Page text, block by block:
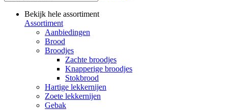
Bekijk hele assortiment
Assortiment
Aanbiedingen
Brood
Broodjes
Zachte broodjes
Knapperige broodjes
Stokbrood
Hartige lekkernijen
Zoete lekkernijen
Gebak